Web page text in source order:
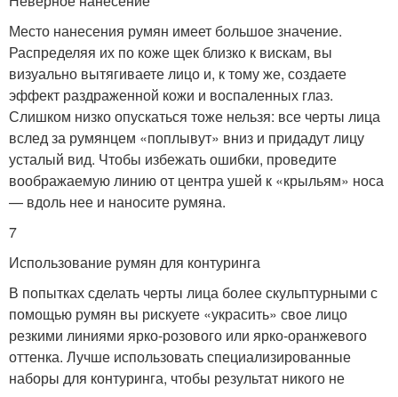
Место нанесения румян имеет большое значение.
Распределяя их по коже щек близко к вискам, вы
визуально вытягиваете лицо и, к тому же, создаете
эффект раздраженной кожи и воспаленных глаз.
Слишком низко опускаться тоже нельзя: все черты лица
вслед за румянцем «поплывут» вниз и придадут лицу
усталый вид. Чтобы избежать ошибки, проведите
воображаемую линию от центра ушей к «крыльям» носа
— вдоль нее и наносите румяна.
7
Использование румян для контуринга
В попытках сделать черты лица более скульптурными с
помощью румян вы рискуете «украсить» свое лицо
резкими линиями ярко-розового или ярко-оранжевого
оттенка. Лучше использовать специализированные
наборы для контуринга, чтобы результат никого не